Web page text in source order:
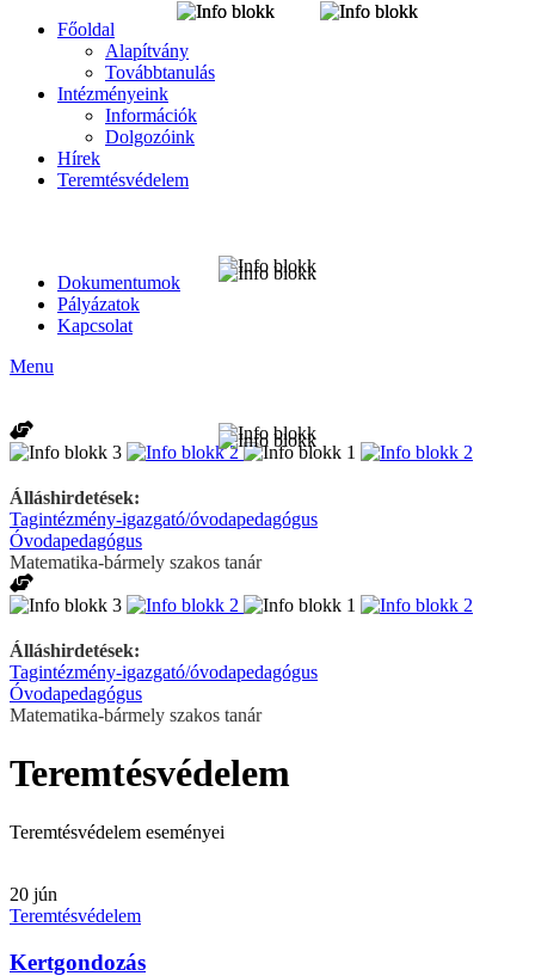
Főoldal
Alapítvány
Továbbtanulás
Intézményeink
Információk
Dolgozóink
Hírek
Teremtésvédelem
Dokumentumok
Pályázatok
Kapcsolat
Menu
Álláshirdetések:
Tagintézmény-igazgató/óvodapedagógus
Óvodapedagógus
Matematika-bármely szakos tanár
Álláshirdetések:
Tagintézmény-igazgató/óvodapedagógus
Óvodapedagógus
Matematika-bármely szakos tanár
Teremtésvédelem
Teremtésvédelem eseményei
20 jún
Teremtésvédelem
Kertgondozás